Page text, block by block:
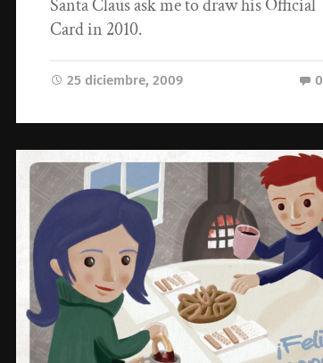
Santa Claus ask me to draw his Official
Card in 2010.
25 diciembre, 2009 0